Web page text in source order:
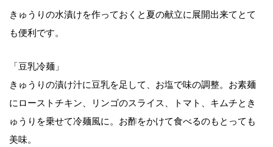
きゅうりの水漬けを作っておくと夏の献立に展開出来てとて
も便利です。
「豆乳冷麺」
きゅうりの漬け汁に豆乳を足して、お塩で味の調整。お素麺
にローストチキン、リンゴのスライス、トマト、キムチとき
ゅうりを乗せて冷麺風に。お酢をかけて食べるのもとっても
美味。